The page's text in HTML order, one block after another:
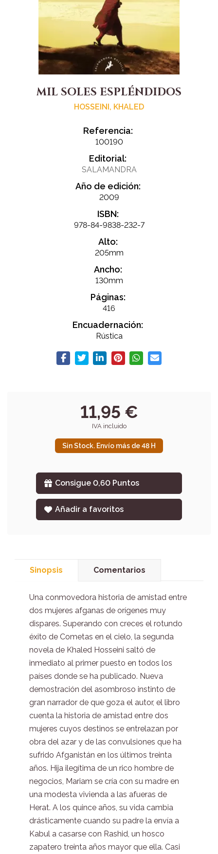
MIL SOLES ESPLÉNDIDOS
HOSSEINI, KHALED
Referencia:
100190
Editorial:
SALAMANDRA
Año de edición:
2009
ISBN:
978-84-9838-232-7
Alto:
205mm
Ancho:
130mm
Páginas:
416
Encuadernación:
Rústica
11,95 €
IVA incluido
Sin Stock. Envío más de 48 H
Consigue 0,60 Puntos
Añadir a favoritos
Sinopsis Comentarios
Una conmovedora historia de amistad entre
dos mujeres afganas de orígenes muy
dispares. Superando con creces el rotundo
éxito de Cometas en el cielo, la segunda
novela de Khaled Hosseini saltó de
inmediato al primer puesto en todos los
países donde se ha publicado. Nueva
demostración del asombroso instinto de
gran narrador de que goza el autor, el libro
cuenta la historia de amistad entre dos
mujeres cuyos destinos se entrelazan por
obra del azar y de las convulsiones que ha
sufrido Afganistán en los últimos treinta
años. Hija ilegítima de un rico hombre de
negocios, Mariam se cría con su madre en
una modesta vivienda a las afueras de
Herat. A los quince años, su vida cambia
drásticamente cuando su padre la envía a
Kabul a casarse con Rashid, un hosco
zapatero treinta años mayor que ella. Casi